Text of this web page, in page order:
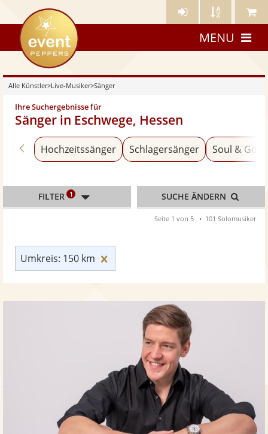
Künstler- Künstler Meine
eventpeppers
MENU
Alle Künstler>Live-Musiker>Sänger
Ihre Suchergebnisse für
Sänger in Eschwege, Hessen
Zurück zu «Live-Musiker»
Hochzeitssänger Schlagersänger Soul &
Umkreis: 150 km
FILTER 1 SUCHE ÄNDERN
Seite 1 von 5 101 Solomusiker